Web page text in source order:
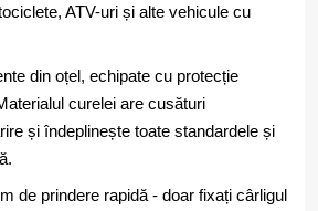
ATV-uri și alte vehicule cu
din oțel, echipate cu protecție
curelei are cusături
și îndeplinește toate standardele și
de prindere rapidă - doar fixați cârligul